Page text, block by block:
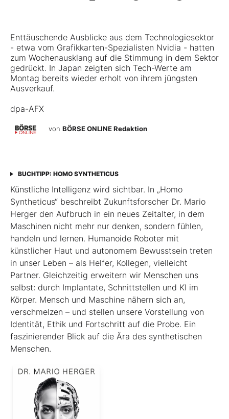
Kontakt
Enttäuschende Ausblicke aus dem Technologiesektor
- etwa vom Grafikkarten-Spezialisten Nvidia - hatten
zum Wochenausklang auf die Stimmung in dem Sektor
gedrückt. In Japan zeigten sich Tech-Werte am
Montag bereits wieder erholt von ihrem jüngsten
Ausverkauf.
dpa-AFX
von BÖRSE ONLINE Redaktion
BUCHTIPP: HOMO SYNTHETICUS
Künstliche Intelligenz wird sichtbar. In „Homo
Syntheticus“ beschreibt Zukunftsforscher Dr. Mario
Herger den Aufbruch in ein neues Zeitalter, in dem
Maschinen nicht mehr nur denken, sondern fühlen,
handeln und lernen. Humanoide Roboter mit
künstlicher Haut und autonomem Bewusstsein treten
in unser Leben – als Helfer, Kollegen, vielleicht
Partner. Gleichzeitig erweitern wir Menschen uns
selbst: durch Implantate, Schnittstellen und KI im
Körper. Mensch und Maschine nähern sich an,
verschmelzen – und stellen unsere Vorstellung von
Identität, Ethik und Fortschritt auf die Probe. Ein
faszinierender Blick auf die Ära des synthetischen
Menschen.